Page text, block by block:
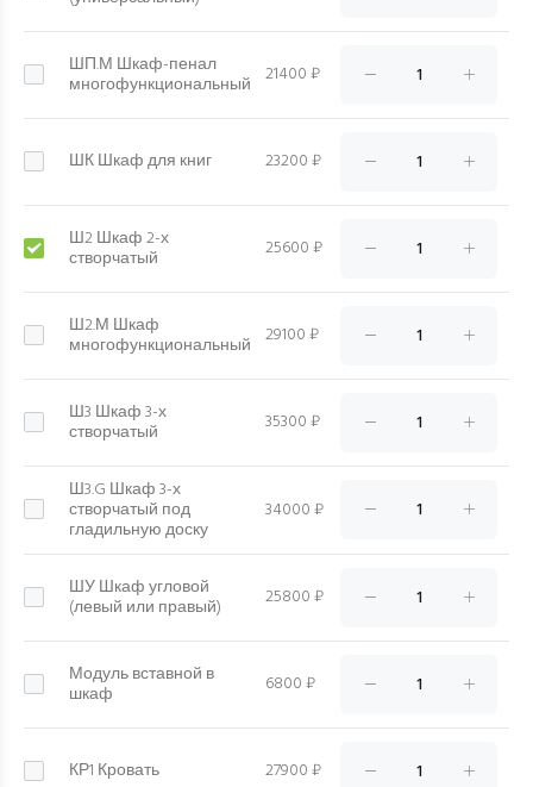
ШП.М Шкаф-пенал
многофункциональный 21400 ₽
ШК Шкаф для книг 23200 ₽
Ш2 Шкаф 2-х
створчатый 25600 ₽
Ш2.М Шкаф
многофункциональный 29100 ₽
Ш3 Шкаф 3-х
створчатый 35300 ₽
Ш3.G Шкаф 3-х
створчатый под
гладильную доску
34000 ₽
ШУ Шкаф угловой
(левый или правый) 25800 ₽
Модуль вставной в
шкаф 6800 ₽
КР1 Кровать 27900 ₽